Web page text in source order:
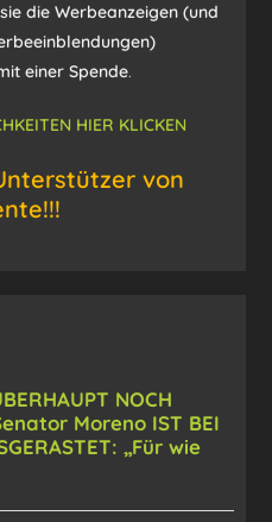
die Werbeanzeigen (und
einer Spende.
HIER KLICKEN
von